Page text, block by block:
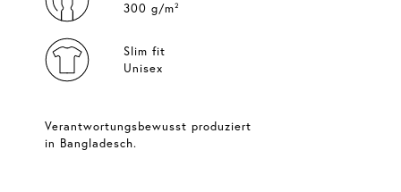
300 g/m²
Slim fit
Unisex
Verantwortungsbewusst produziert
in Bangladesch.